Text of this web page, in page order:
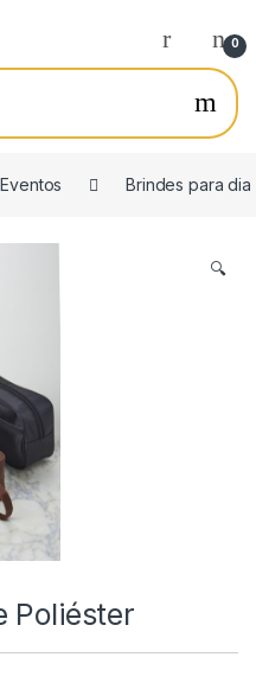
0
Brindes para
🔍
Poliéster